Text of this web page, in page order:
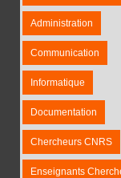
Administration
Communication
Informatique
Documentation
Chercheurs CNRS
Enseignants